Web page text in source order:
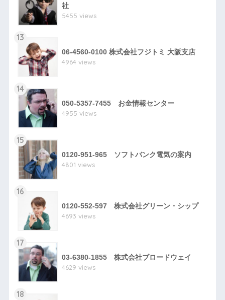
社
5455 views
13
06-4560-0100 株式会社フジトミ 大阪支店
4964 views
14
050-5357-7455 お金情報センター
4955 views
15
0120-951-965 ソフトバンク電気の案内
4801 views
16
0120-552-597 株式会社グリーン・シップ
4693 views
17
03-6380-1855 株式会社ブロードウェイ
4629 views
18